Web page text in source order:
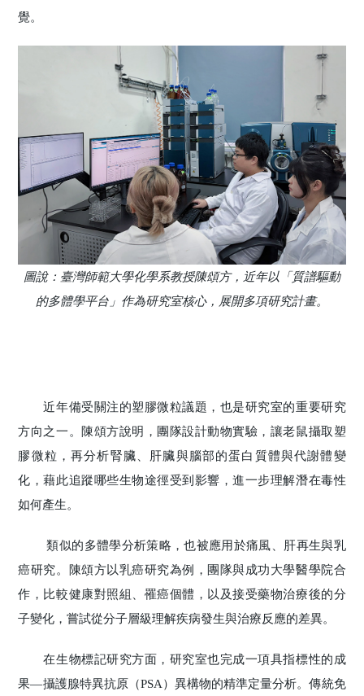
覺。
圖說：臺灣師範大學化學系教授陳頌方，近年以「質譜驅動
的多體學平台」作為研究室核心，展開多項研究計畫。
近年備受關注的塑膠微粒議題，也是研究室的重要研究
方向之一。陳頌方說明，團隊設計動物實驗，讓老鼠攝取塑
膠微粒，再分析腎臟、肝臟與腦部的蛋白質體與代謝體變
化，藉此追蹤哪些生物途徑受到影響，進一步理解潛在毒性
如何產生。
類似的多體學分析策略，也被應用於痛風、肝再生與乳
癌研究。陳頌方以乳癌研究為例，團隊與成功大學醫學院合
作，比較健康對照組、罹癌個體，以及接受藥物治療後的分
子變化，嘗試從分子層級理解疾病發生與治療反應的差異。
在生物標記研究方面，研究室也完成一項具指標性的成
果—攝護腺特異抗原（PSA）異構物的精準定量分析。傳統免